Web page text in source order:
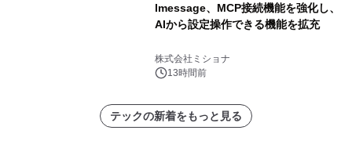
lmessage、MCP接続機能を強化し、
AIから設定操作できる機能を拡充
株式会社ミショナ
13時間前
テックの新着をもっと見る